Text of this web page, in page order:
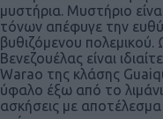
μυστήρια. Μυστήριο
τόνων απέφυγε την
βυθιζόμενου
Βενεζουέλας είναι
Warao της κλάσης
ύφαλο έξω από το
ασκήσεις με αποτέλεσμα